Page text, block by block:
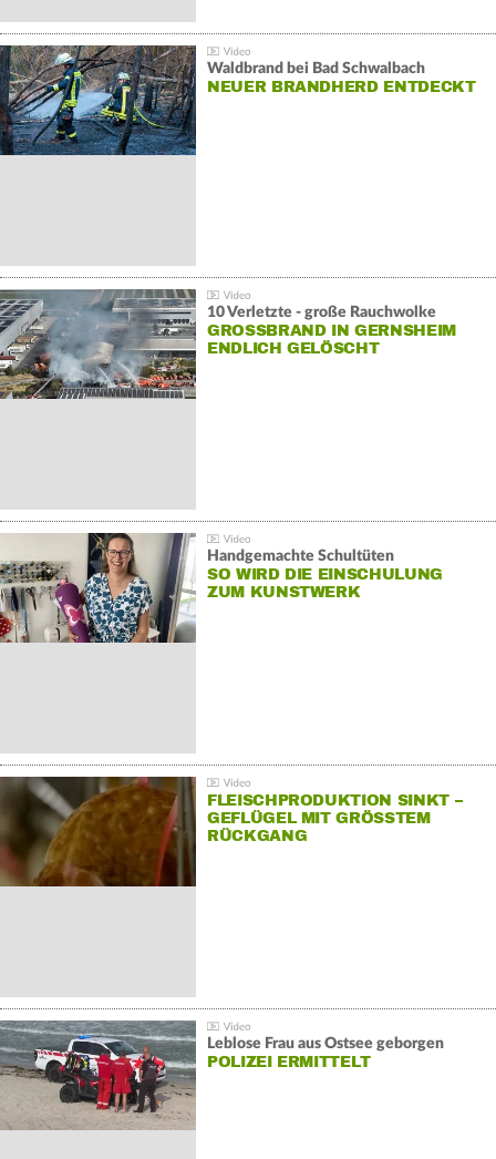
Waldbrand bei Bad Schwalbach
NEUER BRANDHERD ENTDECKT
10 Verletzte - große Rauchwolke
GROSSBRAND IN GERNSHEIM E
NDLICH GELÖSCHT
Handgemachte Schultüten
SO WIRD DIE EINSCHULUNG
ZUM KUNSTWERK
FLEISCHPRODUKTION SINKT –
GEFLÜGEL MIT GRÖSSTEM R
ÜCKGANG
Leblose Frau aus Ostsee geborgen
POLIZEI ERMITTELT